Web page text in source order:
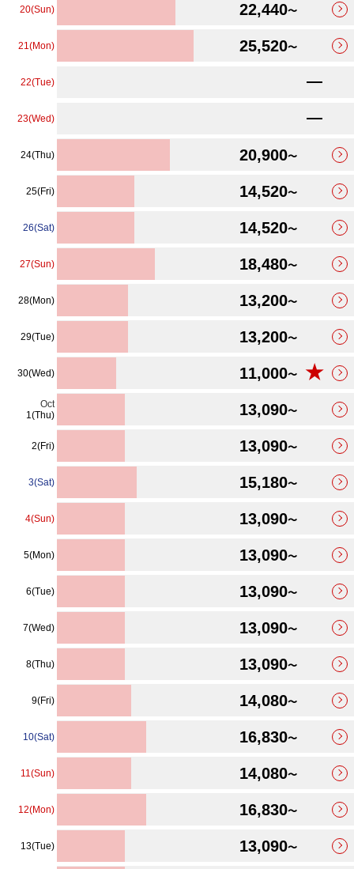
20(Sun) 22,440〜
21(Mon) 25,520〜
22(Tue)
23(Wed)
24(Thu) 20,900〜
25(Fri) 14,520〜
26(Sat) 14,520〜
27(Sun) 18,480〜
28(Mon) 13,200〜
29(Tue) 13,200〜
30(Wed) 11,000〜 ★
Oct
1(Thu)
13,090〜
2(Fri) 13,090〜
3(Sat) 15,180〜
4(Sun) 13,090〜
5(Mon) 13,090〜
6(Tue) 13,090〜
7(Wed) 13,090〜
8(Thu) 13,090〜
9(Fri) 14,080〜
10(Sat) 16,830〜
11(Sun) 14,080〜
12(Mon) 16,830〜
13(Tue) 13,090〜